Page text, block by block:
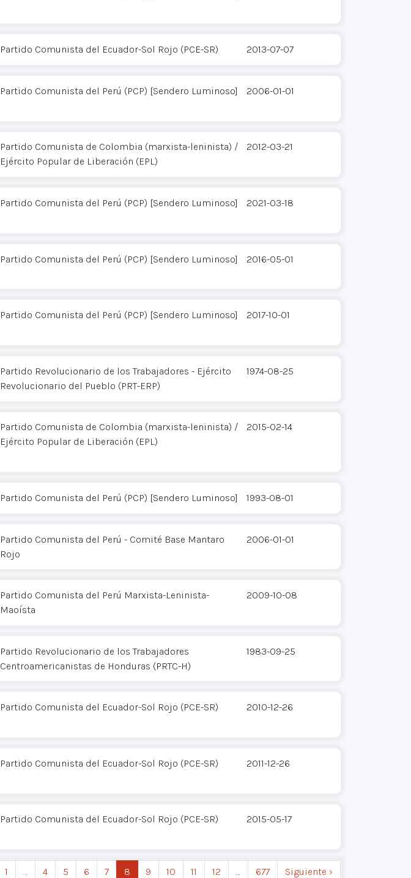
Partido Comunista del Ecuador-Sol Rojo (PCE-SR) 2013-07-07
Partido Comunista del Perú (PCP) [Sendero Luminoso] 2006-01-01
Partido Comunista de Colombia (marxista-leninista) /
Ejército Popular de Liberación (EPL)
2012-03-21
Partido Comunista del Perú (PCP) [Sendero Luminoso] 2021-03-18
Partido Comunista del Perú (PCP) [Sendero Luminoso] 2016-05-01
Partido Comunista del Perú (PCP) [Sendero Luminoso] 2017-10-01
Partido Revolucionario de los Trabajadores - Ejército
Revolucionario del Pueblo (PRT-ERP)
1974-08-25
Partido Comunista de Colombia (marxista-leninista) /
Ejército Popular de Liberación (EPL)
2015-02-14
Partido Comunista del Perú (PCP) [Sendero Luminoso] 1993-08-01
Partido Comunista del Perú - Comité Base Mantaro
Rojo
2006-01-01
Partido Comunista del Perú Marxista-Leninista-
Maoísta
2009-10-08
Partido Revolucionario de los Trabajadores
Centroamericanistas de Honduras (PRTC-H)
1983-09-25
Partido Comunista del Ecuador-Sol Rojo (PCE-SR) 2010-12-26
Partido Comunista del Ecuador-Sol Rojo (PCE-SR) 2011-12-26
Partido Comunista del Ecuador-Sol Rojo (PCE-SR) 2015-05-17
1 … 4 5 6 7 8 9 10 11 12 … 677 Siguiente ›